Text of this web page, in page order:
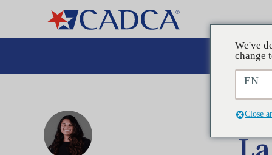
We've
change
EN
Close